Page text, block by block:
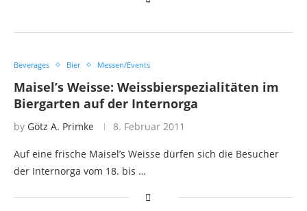
Beverages Bier Messen/Events
Maisel’s Weisse: Weissbierspezialitäten im
Biergarten auf der Internorga
by Götz A. Primke 8. Februar 2011
Auf eine frische Maisel’s Weisse dürfen sich die Besucher
der Internorga vom 18. bis …